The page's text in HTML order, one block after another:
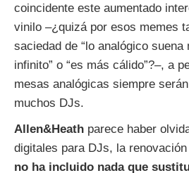
coincidente este aumentado
vinilo –¿quizá por esos memes
saciedad de “lo analógico suena
infinito” o “es más cálido”?–, a
mesas analógicas siempre
muchos DJs.
Allen&Heath parece haber
digitales para DJs, la
no ha incluido nada que